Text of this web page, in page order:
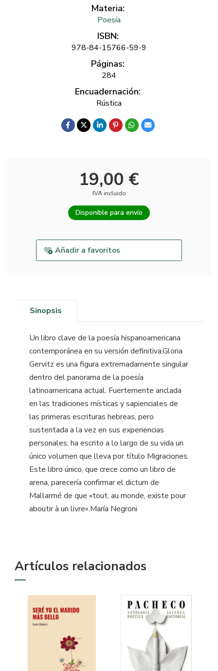
Materia:
Poesía
ISBN:
978-84-15766-59-9
Páginas:
284
Encuadernación:
Rústica
19,00 €
IVA incluido
Disponible para envío
Añadir a favoritos
Sinopsis
Un libro clave de la poesía hispanoamericana
contemporánea en su versión definitiva.Gloria
Gervitz es una figura extremadamente singular
dentro del panorama de la poesía
latinoamericana actual. Fuertemente anclada
en las tradiciones místicas y sapienciales de
las primeras escrituras hebreas, pero
sustentada a la vez en sus experiencias
personales, ha escrito a lo largo de su vida un
único volumen que lleva por título Migraciones.
Este libro único, que crece como un libro de
arena, parecería confirmar el dictum de
Mallarmé de que «tout, au monde, existe pour
aboutir à un livre».María Negroni
Artículos relacionados